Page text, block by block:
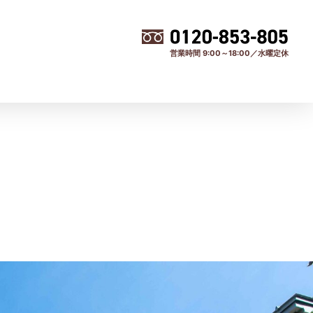
営業時間 9:00～18:00／水曜定休